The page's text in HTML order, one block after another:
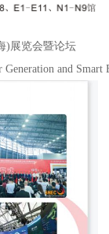
)展览会暨论坛
and